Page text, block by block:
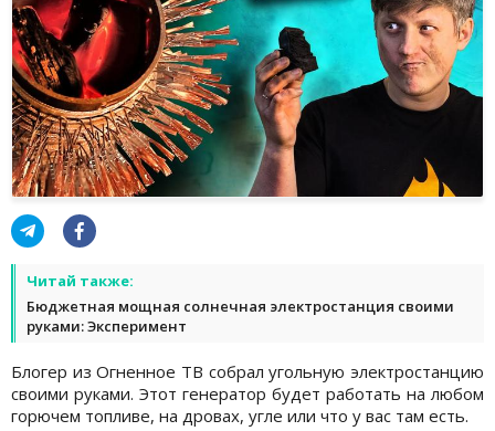
Читай также:
Бюджетная мощная солнечная электростанция своими
руками: Эксперимент
Блогер из Огненное ТВ собрал угольную электростанцию
своими руками. Этот генератор будет работать на любом
горючем топливе, на дровах, угле или что у вас там есть.